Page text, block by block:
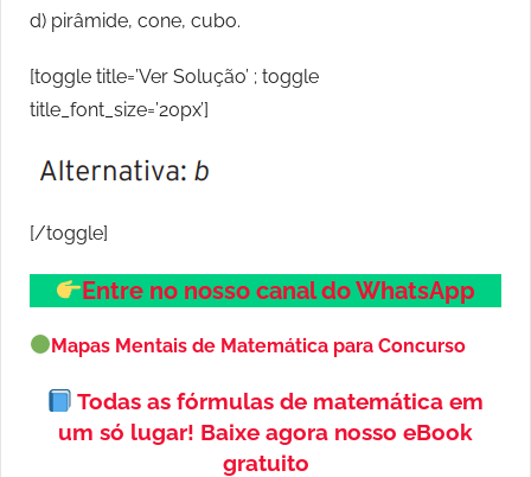
d) pirâmide, cone, cubo.
[toggle title=’Ver Solução’ ; toggle
title_font_size=’20px’]
[/toggle]
Entre no nosso canal do WhatsApp
Mapas Mentais de Matemática para Concurso
Todas as fórmulas de matemática em
um só lugar! Baixe agora nosso eBook
gratuito